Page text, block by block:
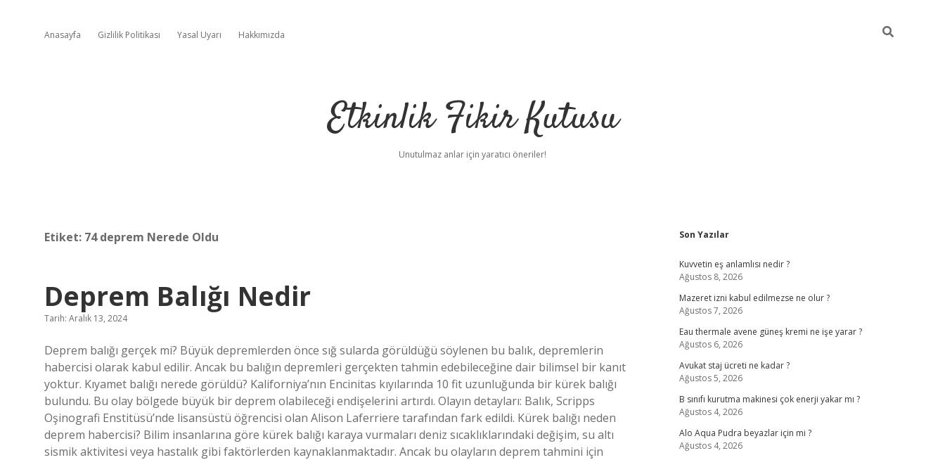
Anasayfa Gizlilik Politikası Yasal Uyarı Hakkımızda
Etkinlik Fikir Kutusu
Unutulmaz anlar için yaratıcı öneriler!
Etiket: 74 deprem Nerede Oldu
Deprem Balığı Nedir
Tarih: Aralık 13, 2024
Deprem balığı gerçek mi? Büyük depremlerden önce sığ sularda görüldüğü söylenen bu balık, depremlerin
habercisi olarak kabul edilir. Ancak bu balığın depremleri gerçekten tahmin edebileceğine dair bilimsel bir kanıt
yoktur. Kıyamet balığı nerede görüldü? Kaliforniya’nın Encinitas kıyılarında 10 fit uzunluğunda bir kürek balığı
bulundu. Bu olay bölgede büyük bir deprem olabileceği endişelerini artırdı. Olayın detayları: Balık, Scripps
Oşinografi Enstitüsü’nde lisansüstü öğrencisi olan Alison Laferriere tarafından fark edildi. Kürek balığı neden
deprem habercisi? Bilim insanlarına göre kürek balığı karaya vurmaları deniz sıcaklıklarındaki değişim, su altı
sismik aktivitesi veya hastalık gibi faktörlerden kaynaklanmaktadır. Ancak bu olayların deprem tahmini için
Sidebar
Son Yazılar
Kuvvetin eş anlamlısı nedir ?
Ağustos 8, 2026
Mazeret izni kabul edilmezse ne olur ?
Ağustos 7, 2026
Eau thermale avene güneş kremi ne işe yarar ?
Ağustos 6, 2026
Avukat staj ücreti ne kadar ?
Ağustos 5, 2026
B sınıfı kurutma makinesi çok enerji yakar mı ?
Ağustos 4, 2026
Alo Aqua Pudra beyazlar için mi ?
Ağustos 4, 2026